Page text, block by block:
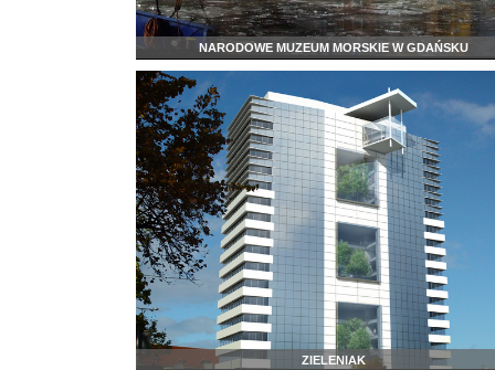
NARODOWE MUZEUM MORSKIE W GDAŃSKU
ZIELENIAK